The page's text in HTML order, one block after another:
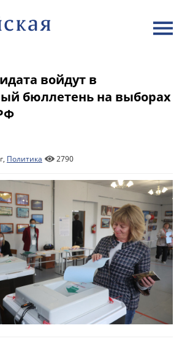
войдут в
бюллетень на выборах
Политика 2790